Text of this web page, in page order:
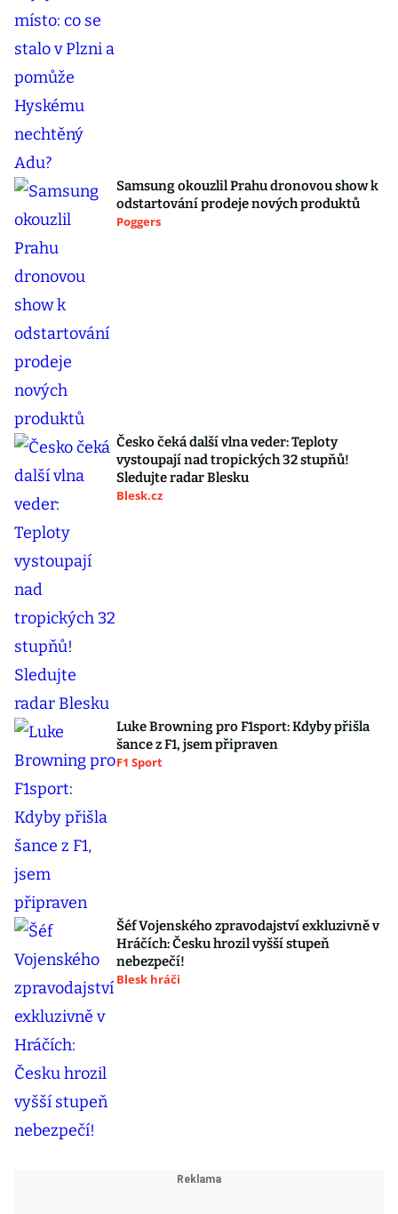
Samsung okouzlil Prahu dronovou show k
odstartování prodeje nových produktů
Poggers
Česko čeká další vlna veder: Teploty
vystoupají nad tropických 32 stupňů!
Sledujte radar Blesku
Blesk.cz
Luke Browning pro F1sport: Kdyby přišla
šance z F1, jsem připraven
F1 Sport
Šéf Vojenského zpravodajství exkluzivně v
Hráčích: Česku hrozil vyšší stupeň
nebezpečí!
Blesk hráči